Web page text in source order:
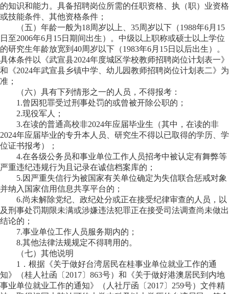
的知识和能力。具备招聘岗位所需的任职资格、执（职）业资格
或技能条件、其他资格条件；
（五）年龄一般为18周岁以上、35周岁以下（1988年6月 15
日至2006年6月 15日期间出生）。中级以上职称或硕士以上学位
的研究生年龄放宽到40周岁以下（1983年6月 15日以后出生）。
具体条件以
《武宣县2024年度城区学校教师招聘岗位计划表一》
和《2024年武宣县乡镇中学、幼儿园教师招聘岗位计划表二》 为
准；
（六）具有下列情形之一的人员，不得报考：
1.曾因犯罪受过刑事处罚的或曾被开除公职的；
2.现役军人；
3.在读的普通高校非2024年应届毕业生（其中，在读的非
2024年应届毕业的专升本人员、研究生不得以已取得的学历、学
位证书报考）
；
4.在各级公务员和事业单位工作人员招考中被认定有舞弊等
严重违纪违规行为且记录在诚信档案库的；
5.因严重失信行为被国家有关单位确定为失信联合惩戒对象
并纳入国家信用信息共享平台的；
6.尚未解除党纪、政纪处分或正在接受纪律审查的人员，以
及刑事处罚期限未满或涉嫌违法犯罪正在接受司法调查尚未做出
结论的；
7.事业单位工作人员服务期内的；
8.其他法律法规规定不得聘用的。
（七）其他说明
1．根据《关于做好台湾居民在桂事业单位就业工作的通
知》（桂人社函〔2017〕863号）和《关于做好港澳居民到内地
事业单位就业工作的通知》（人社厅函〔2017〕259号）文件精